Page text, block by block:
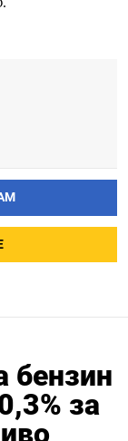
бензин
за